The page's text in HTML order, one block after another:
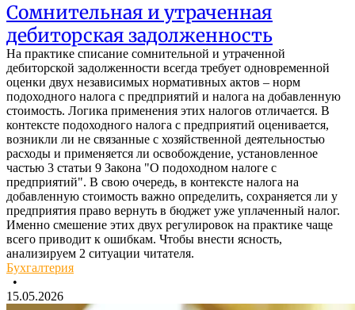
Сомнительная и утраченная
дебиторская задолженность
На практике списание сомнительной и утраченной
дебиторской задолженности всегда требует одновременной
оценки двух независимых нормативных актов – норм
подоходного налога с предприятий и налога на добавленную
стоимость. Логика применения этих налогов отличается. В
контексте подоходного налога с предприятий оценивается,
возникли ли не связанные с хозяйственной деятельностью
расходы и применяется ли освобождение, установленное
частью 3 статьи 9 Закона "О подоходном налоге с
предприятий". В свою очередь, в контексте налога на
добавленную стоимость важно определить, сохраняется ли у
предприятия право вернуть в бюджет уже уплаченный налог.
Именно смешение этих двух регулировок на практике чаще
всего приводит к ошибкам. Чтобы внести ясность,
анализируем 2 ситуации читателя.
Бухгалтерия
•
15.05.2026